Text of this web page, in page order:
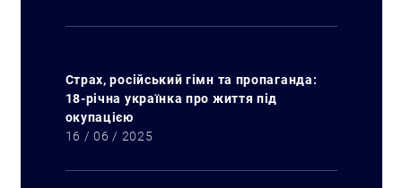
Страх, російський гімн та пропаганда:
18-річна українка про життя під
окупацією
16 / 06 / 2025